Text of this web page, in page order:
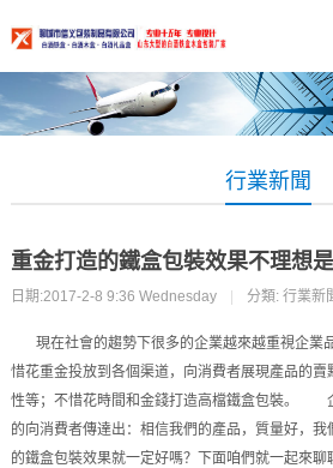
行業新聞
重金打造的鐵盒包裝效果不理想
日期:2017-2-8 9:36 Wednesday | 分類: 行業新
現在社會的趨勢下很多的企業越來越重視企業
惜花重金投放到各個渠道，向消費者展現產品的
性等；不惜花時間和金錢打造高檔鐵盒包裝。
的向消費者傳達出：相信我們的產品，質量好，
的鐵盒包裝效果就一定好嗎？下面咱們就一起來